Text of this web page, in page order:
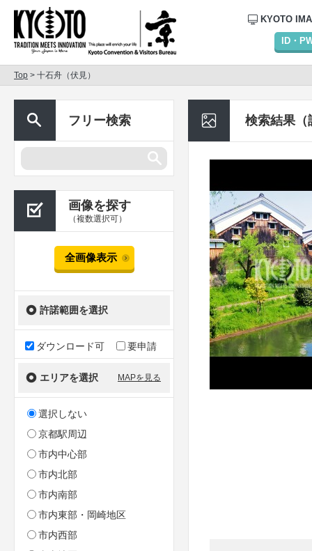
KYOTO
ID・
Top > 十石舟（伏見）
フリー検索
画像を探す
（複数選択可）
全画像表示
許諾範囲を選択
ダウンロード可 要申請
エリアを選択 MAPを見る
選択しない
京都駅周辺
市内中心部
市内北部
市内南部
市内東部・岡崎地区
市内西部
検索結果（